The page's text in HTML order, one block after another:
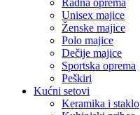
Radna oprema
Unisex majice
Ženske majice
Polo majice
Dečije majice
Sportska oprema
Peškiri
Kućni setovi
Keramika i staklo